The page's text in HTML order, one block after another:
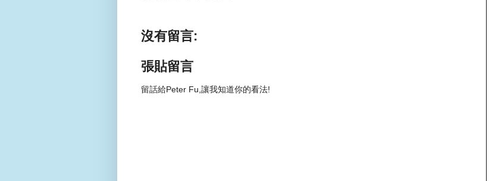
沒有留言:
張貼留言
留話給Peter Fu,讓我知道你的看法!